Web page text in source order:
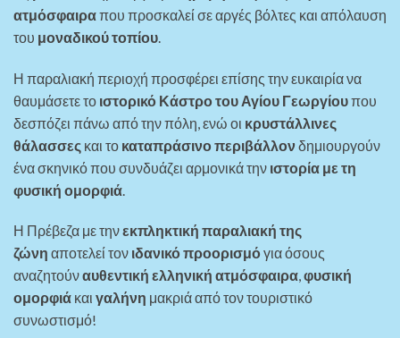
ατμόσφαιραπου προσκαλεί σε αργές βόλτες και απόλαυση
του μοναδικού τοπίου
Η παραλιακή περιοχή προσφέρει επίσης την ευκαιρία να
θαυμάσετε το ιστορικό Κάστρο του Αγίου Γεωργίουπου
δεσπόζει πάνω από την πόλη, ενώ οι κρυστάλλινες
θάλασσες και το καταπράσινο περιβάλλονδημιουργούν
ένα σκηνικό που συνδυάζει αρμονικά την ιστορία με τη
φυσική ομορφιά
Η Πρέβεζα με τηνεκπληκτική παραλιακή της
ζώνη αποτελεί τον ιδανικό προορισμόγια όσους
αναζητούναυθεντική ελληνική ατμόσφαιρα,φυσική
ομορφιά και γαλήνη μακριά από τον τουριστικό
συνωστισμό!